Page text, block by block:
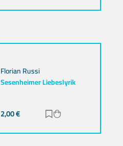
Florian Russi
Sesenheimer Liebeslyrik
2,00€ Zur Merkliste